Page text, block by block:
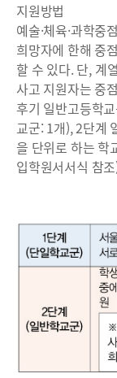
지원방법
예술·체육·과학중
희망자에 한해 중
할 수 있다. 단, 계
사고 지원자는 중
후기 일반고등학
교군: 1개), 2단계
을 단위로 하는 학
입학원서서식 참